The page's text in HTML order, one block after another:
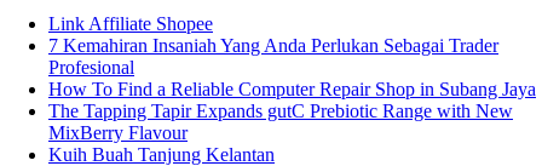
Link Affiliate Shopee
7 Kemahiran Insaniah Yang Anda Perlukan Sebagai Trader
Profesional
How To Find a Reliable Computer Repair Shop in Subang Jaya
The Tapping Tapir Expands gutC Prebiotic Range with New
MixBerry Flavour
Kuih Buah Tanjung Kelantan